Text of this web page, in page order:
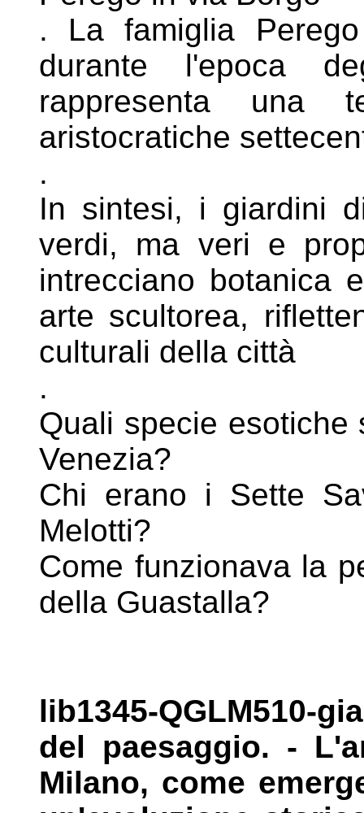
. La famiglia
durante l'epoca
rappresenta una
aristocratiche
.
In sintesi, i giardini
verdi, ma veri e
intrecciano botanica
arte scultorea,
culturali della città
.
Quali specie
Venezia?
Chi erano i Sette
Melotti?
Come funzionava la
della Guastalla?
lib1345-QGLM510-
del paesaggio. -
Milano, come